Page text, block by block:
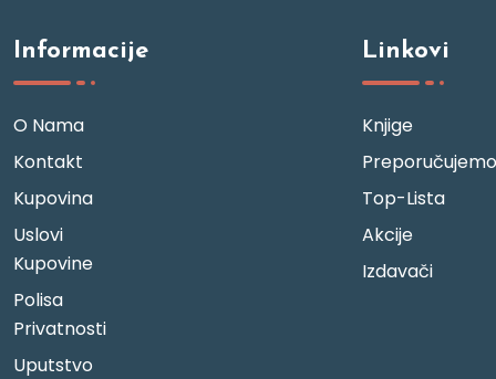
Informacije
O Nama
Kontakt
Kupovina
Uslovi
Kupovine
Polisa
Privatnosti
Uputstvo
Linkovi
Knjige
Preporučujemo
Top-Lista
Akcije
Izdavači